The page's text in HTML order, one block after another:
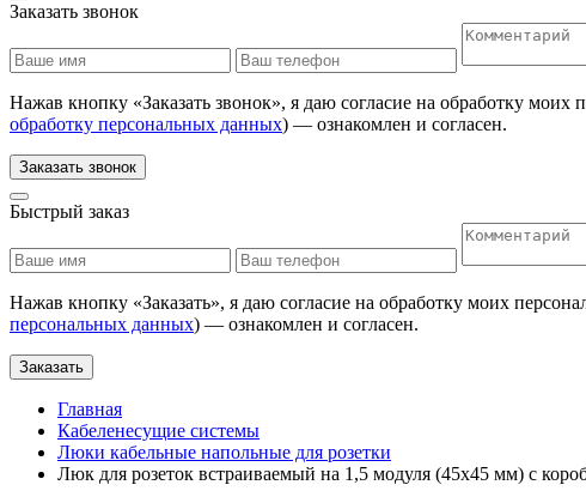
Заказать звонок
Нажав кнопку «Заказать звонок», я даю согласие на обработку
обработку персональных данных) — ознакомлен и согласен.
Заказать звонок
Быстрый заказ
Нажав кнопку «Заказать», я даю согласие на обработку моих
персональных данных) — ознакомлен и согласен.
Заказать
Главная
Кабеленесущие системы
Люки кабельные напольные для розетки
Люк для розеток встраиваемый на 1,5 модуля (45х45 мм) с